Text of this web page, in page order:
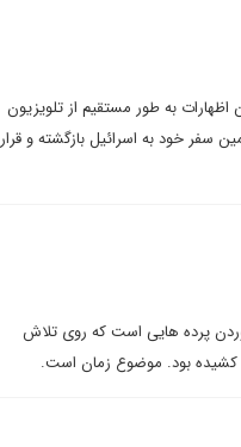
به طور مستقیم از تلویزیون
سفر خود به اسرائیل بازگشته و قرار
آوردن پرده هایی است که روی تلاش
کشیده بود. موضوع زمان است.